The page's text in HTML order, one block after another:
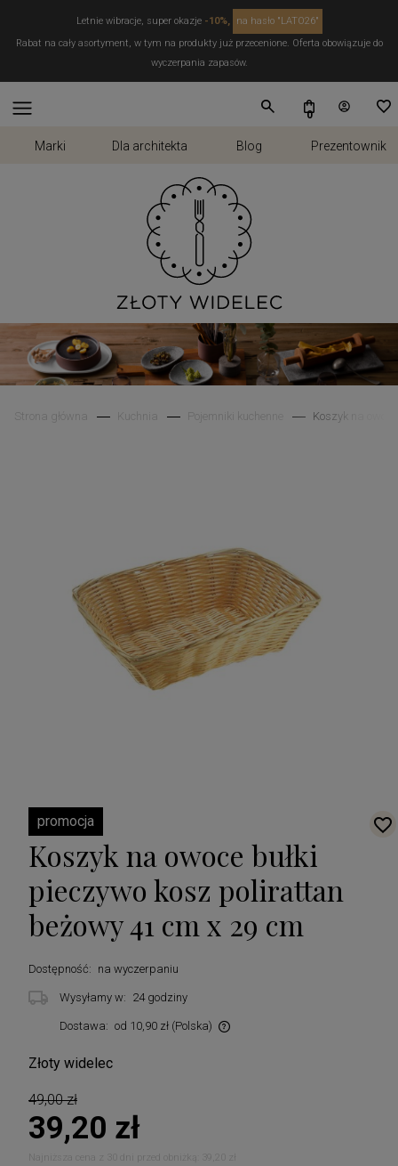
Letnie wibracje, super okazje -10%,
na hasło "LATO26"
Rabat na cały asortyment, w tym na produkty już przecenione. Oferta obowiązuje do
wyczerpania zapasów.
Marki Dla architekta Blog Prezentownik
Strona główna Kuchnia Pojemniki kuchenne Koszyk na
promocja
Koszyk na owoce bułki
pieczywo kosz polirattan
beżowy 41 cm x 29 cm
Dostępność: na wyczerpaniu
Wysyłamy w: 24 godziny
Dostawa: od 10,90 zł (Polska)
Złoty widelec
49,00 zł
39,20 zł
Najniższa cena z 30 dni przed obniżką: 39,20 zł